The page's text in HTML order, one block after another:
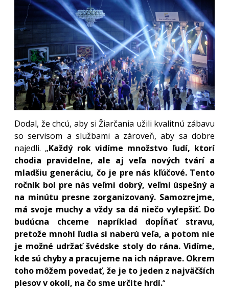
Dodal, že chcú, aby si Žiarčania užili kvalitnú zábavu
so servisom a službami a zároveň, aby sa dobre
najedli. „Každý rok vidíme množstvo ľudí, ktorí
chodia pravidelne, ale aj veľa nových tvárí a
mladšiu generáciu, čo je pre nás kľúčové. Tento
ročník bol pre nás veľmi dobrý, veľmi úspešný a
na minútu presne zorganizovaný. Samozrejme,
má svoje muchy a vždy sa dá niečo vylepšiť. Do
budúcna chceme napríklad dopĺňať stravu,
pretože mnohí ľudia si naberú veľa, a potom nie
je možné udržať švédske stoly do rána. Vidíme,
kde sú chyby a pracujeme na ich náprave. Okrem
toho môžem povedať, že je to jeden z najväčších
plesov v okolí, na čo sme určite hrdí.“